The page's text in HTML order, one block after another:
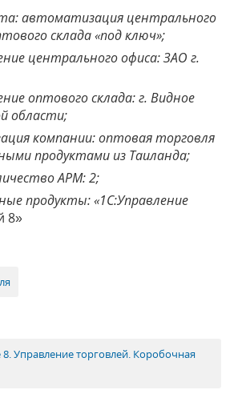
автоматизация центрального
склада «под ключ»;
центрального офиса: ЗАО г.
оптового склада: г. Видное
области;
компании: оптовая торговля
продуктами из Таиланда;
АРМ: 2;
продукты: «1С:Управление
8»
Управление торговлей. Коробочная